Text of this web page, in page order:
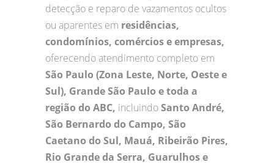
detecção e reparo de vazamentos ocultos
ou aparentes em residências,
condomínios, comércios e empresas,
oferecendo atendimento completo em
São Paulo (Zona Leste, Norte, Oeste e
Sul), Grande São Paulo e toda a
região do ABC, incluindoSanto André,
São Bernardo do Campo, São
Caetano do Sul, Mauá, Ribeirão Pires,
Rio Grande da Serra, Guarulhos e